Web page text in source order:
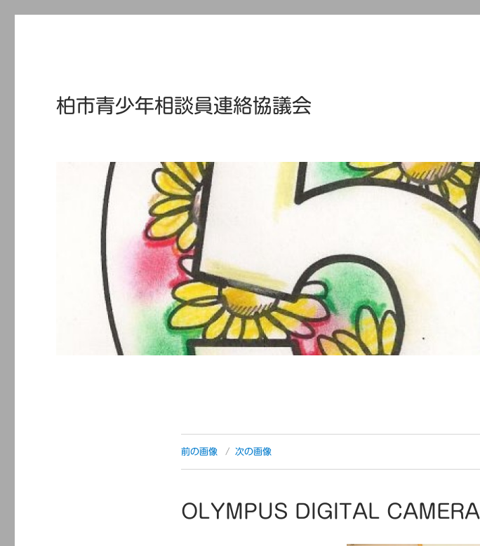
柏市青少年相談員連絡協議会
前の画像 次の画像
OLYMPUS DIGITAL CAMERA